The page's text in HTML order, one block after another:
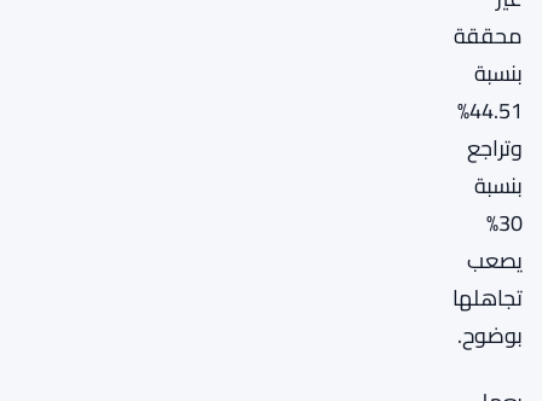
محققة
بنسبة
44.51%
وتراجع
بنسبة
30%
يصعب
تجاهلها
بوضوح.